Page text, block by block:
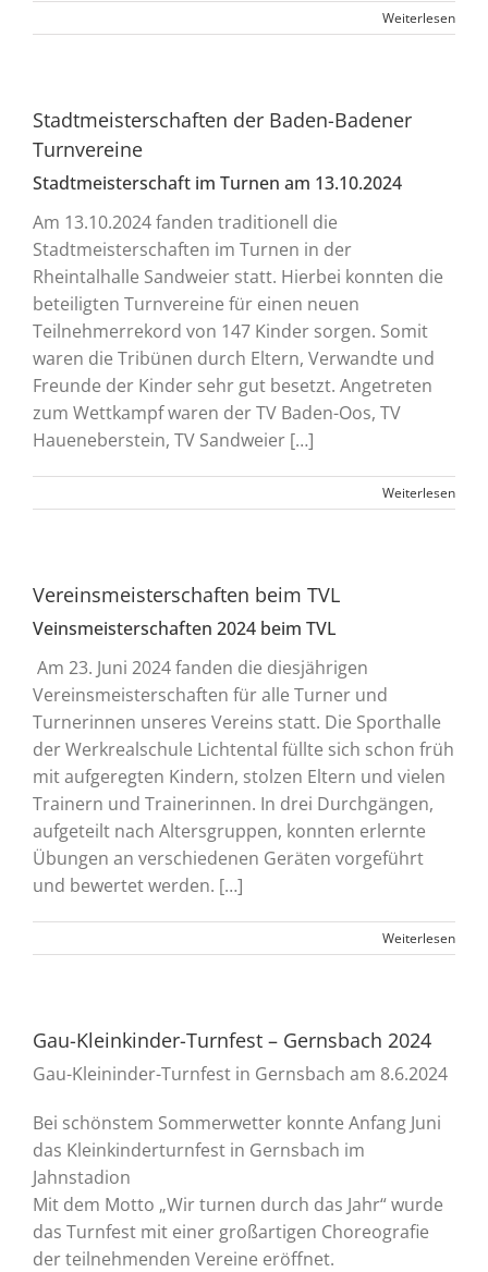
Weiterlesen
Stadtmeisterschaften der Baden-Badener
Turnvereine
Stadtmeisterschaft im Turnen am 13.10.2024
Am 13.10.2024 fanden traditionell die
Stadtmeisterschaften im Turnen in der
Rheintalhalle Sandweier statt. Hierbei konnten die
beteiligten Turnvereine für einen neuen
Teilnehmerrekord von 147 Kinder sorgen. Somit
waren die Tribünen durch Eltern, Verwandte und
Freunde der Kinder sehr gut besetzt. Angetreten
zum Wettkampf waren der TV Baden-Oos, TV
Haueneberstein, TV Sandweier […]
Weiterlesen
Vereinsmeisterschaften beim TVL
Veinsmeisterschaften 2024 beim TVL
Am 23. Juni 2024 fanden die diesjährigen
Vereinsmeisterschaften für alle Turner und
Turnerinnen unseres Vereins statt. Die Sporthalle
der Werkrealschule Lichtental füllte sich schon früh
mit aufgeregten Kindern, stolzen Eltern und vielen
Trainern und Trainerinnen. In drei Durchgängen,
aufgeteilt nach Altersgruppen, konnten erlernte
Übungen an verschiedenen Geräten vorgeführt
und bewertet werden. […]
Weiterlesen
Gau-Kleinkinder-Turnfest – Gernsbach 2024
Gau-Kleininder-Turnfest in Gernsbach am 8.6.2024
Bei schönstem Sommerwetter konnte Anfang Juni
das Kleinkinderturnfest in Gernsbach im
Jahnstadion
Mit dem Motto „Wir turnen durch das Jahr“ wurde
das Turnfest mit einer großartigen Choreografie
der teilnehmenden Vereine eröffnet.